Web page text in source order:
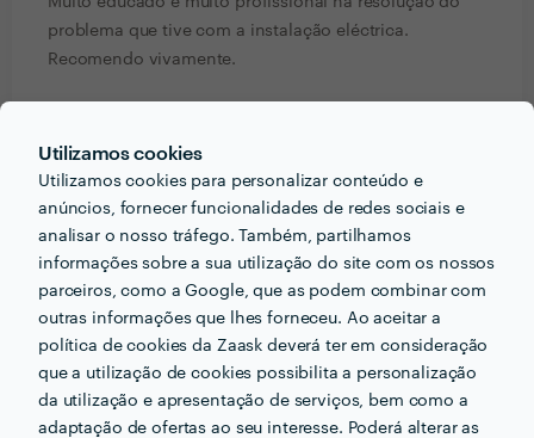
Utilizamos cookies
Utilizamos cookies para personalizar conteúdo e
anúncios, fornecer funcionalidades de redes sociais e
analisar o nosso tráfego. Também, partilhamos
informações sobre a sua utilização do site com os nossos
parceiros, como a Google, que as podem combinar com
outras informações que lhes forneceu. Ao aceitar a
política de cookies da Zaask deverá ter em consideração
que a utilização de cookies possibilita a personalização
da utilização e apresentação de serviços, bem como a
adaptação de ofertas ao seu interesse. Poderá alterar as
problema que tive com a instalação eléctrica.
Recomendo vivamente.
Trabalho realizado fora da plataforma
Serviço personalizado e muito eficiente. Profissionais
competentes!
PORTEFÓLIO